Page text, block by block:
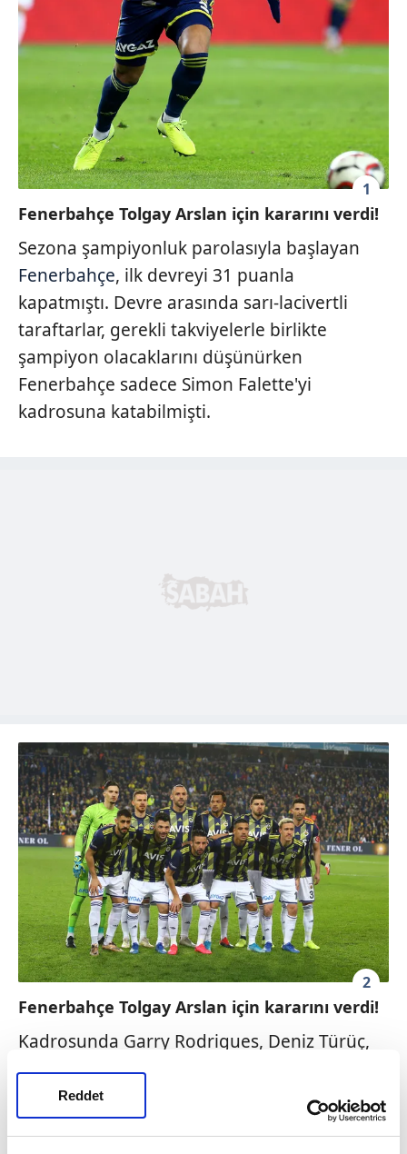
Reddet
1
Fenerbahçe Tolgay Arslan için kararını verdi!
Sezona şampiyonluk parolasıyla başlayan
Fenerbahçe, ilk devreyi 31 puanla
kapatmıştı. Devre arasında sarı-lacivertli
taraftarlar, gerekli takviyelerle birlikte
şampiyon olacaklarını düşünürken
Fenerbahçe sadece Simon Falette'yi
kadrosuna katabilmişti.
2
Fenerbahçe Tolgay Arslan için kararını verdi!
Kadrosunda Garry Rodrigues, DenizTürüç,
FerdiKadıoğlu,
oyuncuları olmasına rağmen sınırlı bir
alternatif kadroya sahip sarı-lacivertliler,